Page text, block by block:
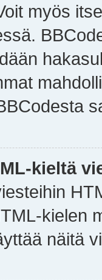
myös
kieltä
kielen
näitä